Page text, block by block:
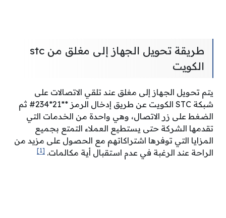
طريقة تحويل الجهاز إلى مغلق من stc
الكويت
يتم تحويل الجهاز إلى مغلق عند تلقي الاتصالات على
شبكة STC الكويت عن طريق إدخال الرمز **21*234# ثم
الضغط على زر الاتصال، وهي واحدة من الخدمات التي
تقدمها الشركة حتى يستطيع العملاء التمتع بجميع
المزايا التي توفرها اشتراكاتهم مع الحصول على مزيد من
الراحة عند الرغبة في عدم استقبال أية مكالمات. [1]